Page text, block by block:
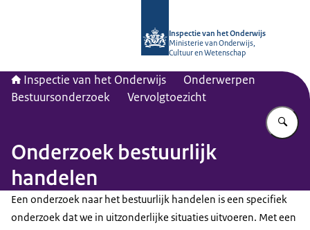
Inspectie van het Onderwijs
Ministerie van Onderwijs,
Cultuur en Wetenschap
Inspectie van het Onderwijs
Onderwerpen
Bestuursonderzoek
Vervolgtoezicht
Onderzoek bestuurlijk
handelen
Een onderzoek naar het bestuurlijk handelen is een specifiek
onderzoek dat we in uitzonderlijke situaties uitvoeren. Met een